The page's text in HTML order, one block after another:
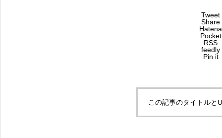
Tweet
Share
Hatena
Pocket
RSS
feedly
Pin it
この記事のタイトルと